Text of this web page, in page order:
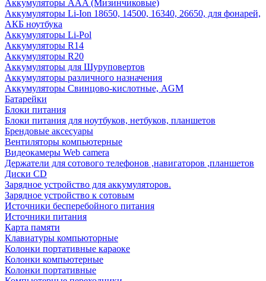
Аккумуляторы AAA (Мизинчиковые)
Аккумуляторы Li-Ion 18650, 14500, 16340, 26650, для фонарей,
АКБ ноутбука
Аккумуляторы Li-Pol
Аккумуляторы R14
Аккумуляторы R20
Аккумуляторы для Шуруповертов
Аккумуляторы различного назначения
Аккумуляторы Свинцово-кислотные, AGM
Батарейки
Блоки питания
Блоки питания для ноутбуков, нетбуков, планшетов
Брендовые аксесуары
Вентиляторы компьютерные
Видеокамеры Web camera
Держатели для сотового телефонов ,навигаторов ,планшетов
Диски CD
Зарядное устройство для аккумуляторов.
Зарядное устройство к сотовым
Источники бесперебойного питания
Источники питания
Карта памяти
Клавиатуры компьюторные
Колонки портативные караоке
Колонки компьютерные
Колонки портативные